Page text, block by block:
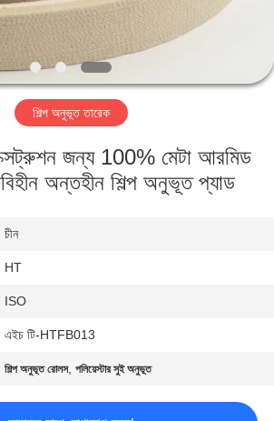
শিল্প অনুভূত তারেক
জন্য 100% মেটা আরমিড
অন্তহীন শিল্প অনুভূত প্যাড
চীন
HT
ISO
এইচ টি-HTFB013
শিল্প অনুভূত রোলস,পলিয়েস্টার সুই অনুভূত